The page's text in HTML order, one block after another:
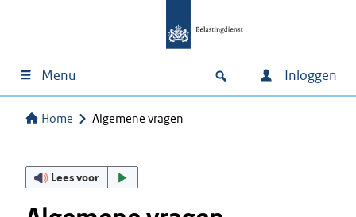
Menu Inloggen
Home Algemene vragen
Lees voor